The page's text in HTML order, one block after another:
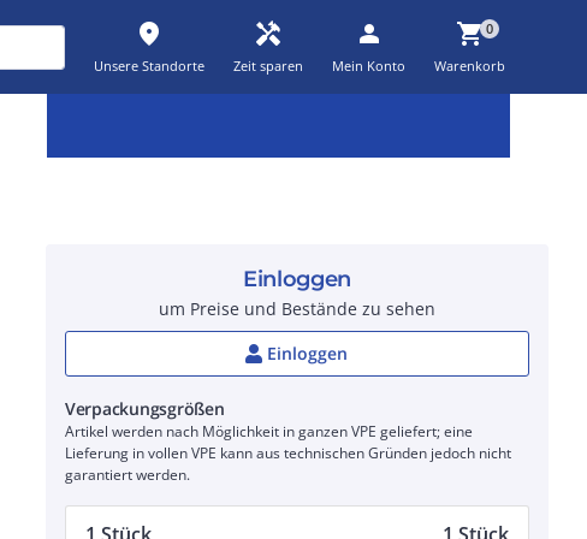
place
Unsere Standorte
handyman
Zeit sparen
person
Mein Konto
shopping_cart0
Warenkorb
Einloggen
um Preise und Bestände zu sehen
Einloggen
Verpackungsgrößen
Artikel werden nach Möglichkeit in ganzen VPE geliefert; eine
Lieferung in vollen VPE kann aus technischen Gründen jedoch nicht
garantiert werden.